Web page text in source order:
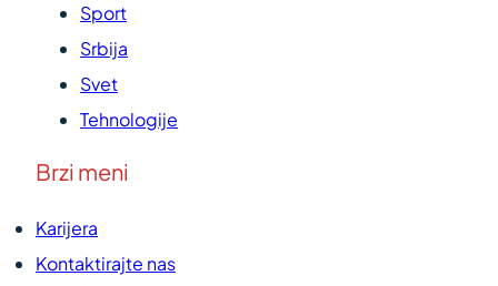
Sport
Srbija
Svet
Tehnologije
Brzi meni
Karijera
Kontaktirajte nas